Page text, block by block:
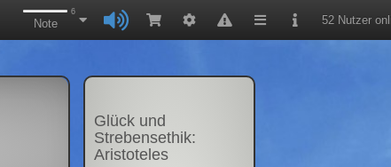
6
Note 52 Nutzer
Glück und
Strebensethik:
Aristoteles